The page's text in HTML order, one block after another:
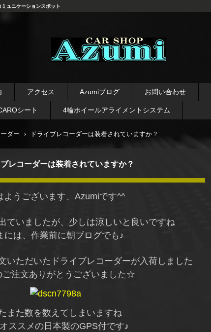
イール デッドニング カーオ
ーディオ レカロシート
ュニケーションスポット
アクセス Azumiブログ お問い合わせ
シート 4輪ホイールアライメントシステム
ダー › ドライブレコーダーは装着されていますか？
ブレコーダーは装着されていますか？
ようございます、Azumiです^^
ていましたが、少しは涼しいと良いですね
には、作業前に朝ブログでも♪
いただいたドライブレコーダーが入荷しました
ご注文ありがとうございました☆
また数を数えてしまいますね
ススメの日本製のGPS付です♪